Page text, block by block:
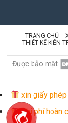
TRANG CHỦ
THIẾT KẾ KIẾN
Được bảo mật
xin giấy
Chi phí hoàn